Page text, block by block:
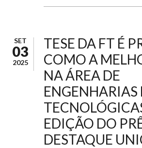
SET
03
2025
TESE DA FT É
COMO A
NA ÁREA DE
ENGENHARIAS
EDIÇÃO DO
DESTAQUE